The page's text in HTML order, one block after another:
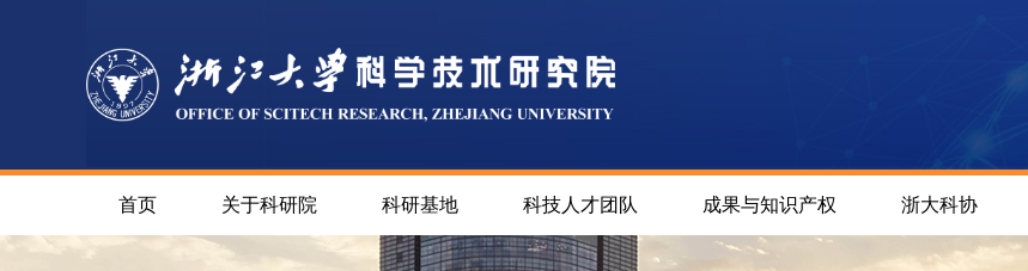
首页 关于科研院 科研基地 科技人才团队 成果与知识产权 浙大科协